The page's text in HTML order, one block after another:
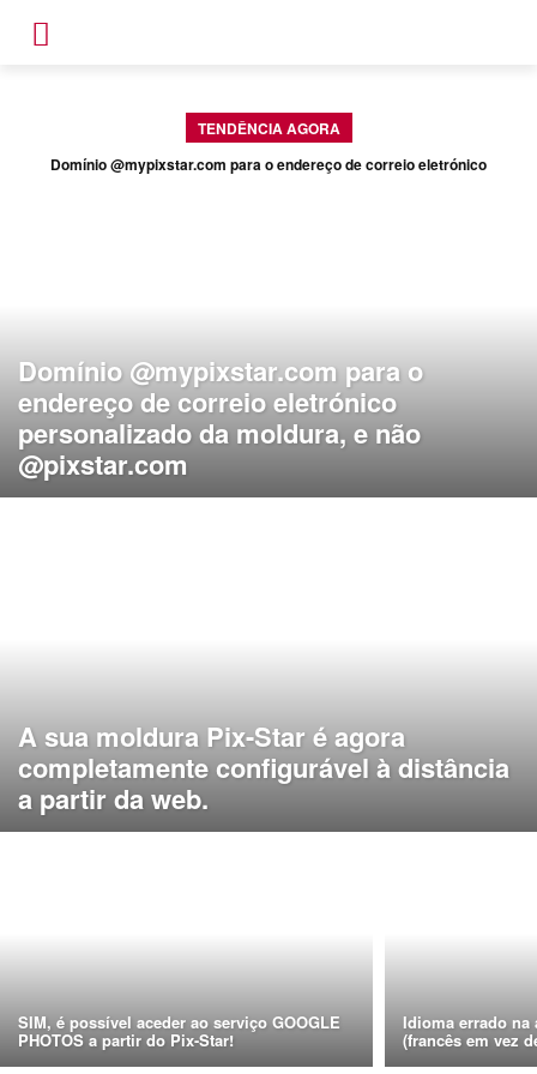
TENDÊNCIA AGORA
Domínio @mypixstar.com para o endereço de correio eletrónico
Domínio @mypixstar.com para o
endereço de correio eletrónico
personalizado da moldura, e não
@pixstar.com
A sua moldura Pix-Star é agora
completamente configurável à distância
a partir da web.
SIM, é possível aceder ao serviço GOOGLE
PHOTOS a partir do Pix-Star!
Idioma errado na
(francês em vez